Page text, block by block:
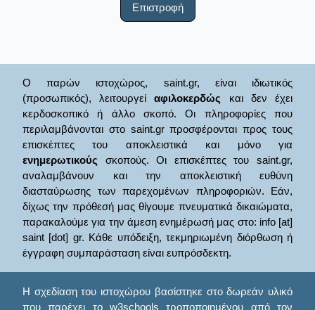
Επιστροφή
Ο παρών ιστοχώρος, saint.gr, είναι ιδιωτικός
(προσωπικός), λειτουργείαφιλοκερδώς και δεν έχει
κερδοσκοπικό ή άλλο σκοπό. Οι πληροφορίες που
περιλαμβάνονται στο saint.gr προσφέρονται προς τους
επισκέπτες του αποκλειστικά και μόνο για
ενημερωτικούς σκοπούς. Οι επισκέπτες του saint.gr,
αναλαμβάνουν και την αποκλειστική ευθύνη
διασταύρωσης των παρεχομένων πληροφοριών. Εάν,
δίχως την πρόθεσή μας θίγουμε πνευματικά δικαιώματα,
παρακαλούμε για την άμεση ενημέρωσή μας στο: info [at]
saint [dot] gr. Κάθε υπόδειξη, τεκμηριωμένη διόρθωση ή
έγγραφη συμπαράσταση είναι ευπρόσδεκτη.
Η σχεδίαση του ιστοχώρου βασίστηκε στο δωρεάν υλικό
που παρέχει το w3schools τροποποιημένου από τον